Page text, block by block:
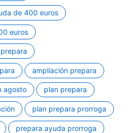
de 400 euros
euros
ampliación prepara
agosto plan prepara
plan prepara prorroga
prepara ayuda prorroga